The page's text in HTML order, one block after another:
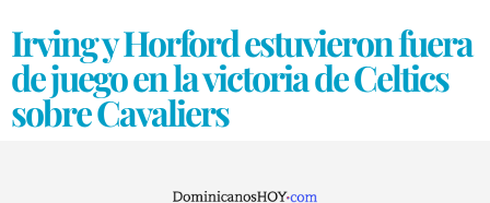
Irving y Horford estuvieron fuera
de juego en la victoria de Celtics
sobre Cavaliers